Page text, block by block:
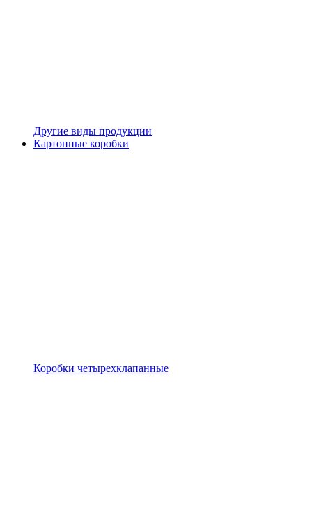
Другие виды продукции
Картонные коробки
Коробки четырехклапанные